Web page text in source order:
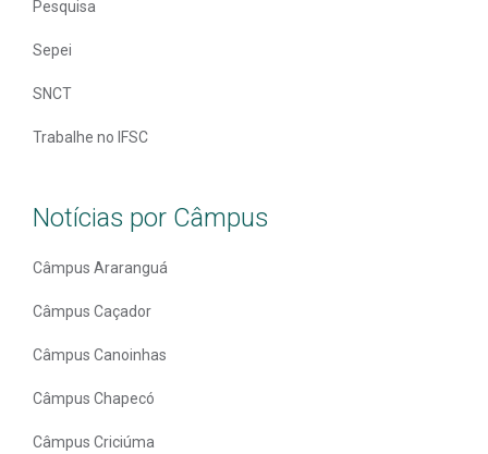
Pesquisa
Sepei
SNCT
Trabalhe no IFSC
Notícias por Câmpus
Câmpus Araranguá
Câmpus Caçador
Câmpus Canoinhas
Câmpus Chapecó
Câmpus Criciúma